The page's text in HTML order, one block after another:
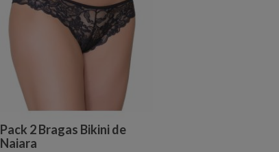
Pack 2 Bragas Bikini de
Naiara